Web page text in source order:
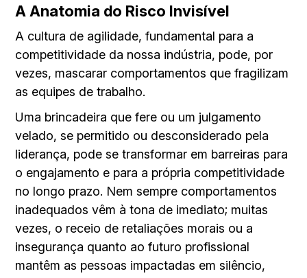
A Anatomia do Risco Invisível
A cultura de agilidade, fundamental para a
competitividade da nossa indústria, pode, por
vezes, mascarar comportamentos que fragilizam
as equipes de trabalho.
Uma brincadeira que fere ou um julgamento
velado, se permitido ou desconsiderado pela
liderança, pode se transformar em barreiras para
o engajamento e para a própria competitividade
no longo prazo. Nem sempre comportamentos
inadequados vêm à tona de imediato; muitas
vezes, o receio de retaliações morais ou a
insegurança quanto ao futuro profissional
mantêm as pessoas impactadas em silêncio,